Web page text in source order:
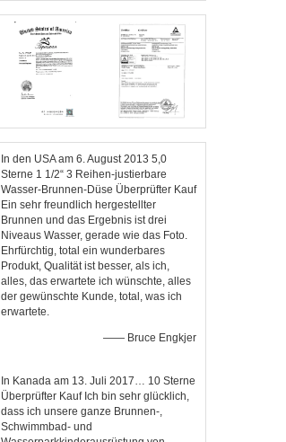
In den USA am 6. August 2013 5,0
Sterne 1 1/2“ 3 Reihen-justierbare
Wasser-Brunnen-Düse Überprüfter Kauf
Ein sehr freundlich hergestellter
Brunnen und das Ergebnis ist drei
Niveaus Wasser, gerade wie das Foto.
Ehrfürchtig, total ein wunderbares
Produkt, Qualität ist besser, als ich,
alles, das erwartete ich wünschte, alles
der gewünschte Kunde, total, was ich
erwartete.
—— Bruce Engkjer
In Kanada am 13. Juli 2017… 10 Sterne
Überprüfter Kauf Ich bin sehr glücklich,
dass ich unsere ganze Brunnen-,
Schwimmbad- und